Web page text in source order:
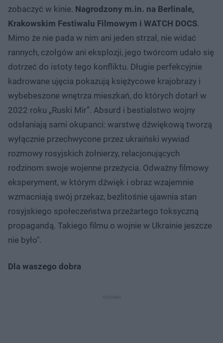
zobaczyć w kinie. Nagrodzony m.in. na Berlinale,
Krakowskim Festiwalu Filmowym i WATCH DOCS.
Mimo że nie pada w nim ani jeden strzał, nie widać
rannych, czołgów ani eksplozji, jego twórcom udało się
dotrzeć do istoty tego konfliktu. Długie perfekcyjnie
kadrowane ujęcia pokazują księżycowe krajobrazy i
wybebeszone wnętrza mieszkań, do których dotarł w
2022 roku „Ruski Mir”. Absurd i bestialstwo wojny
odsłaniają sami okupanci: warstwę dźwiękową tworzą
wyłącznie przechwycone przez ukraiński wywiad
rozmowy rosyjskich żołnierzy, relacjonujących
rodzinom swoje wojenne przeżycia. Odważny filmowy
eksperyment, w którym dźwięk i obraz wzajemnie
wzmacniają swój przekaz, bezlitośnie ujawnia stan
rosyjskiego społeczeństwa przeżartego toksyczną
propagandą. Takiego filmu o wojnie w Ukrainie jeszcze
nie było".
Dla waszego dobra